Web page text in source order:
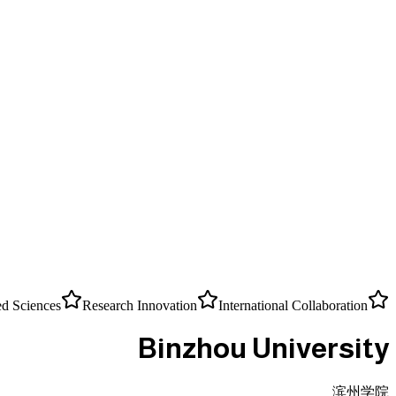
Sciences Research Innovation International Collaboration
Binzhou University
滨州学院